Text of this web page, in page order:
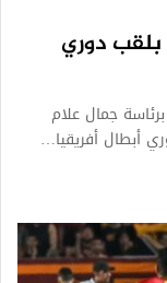
بلقب دوري
جمال علام
أبطال أفريقيا…